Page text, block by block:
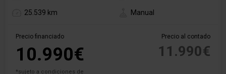
25.539 km Manual
Precio financiado
10.990€
*sujeto a condiciones de
Precio al contado
11.990€